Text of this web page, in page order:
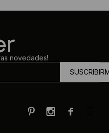
novedades!

 